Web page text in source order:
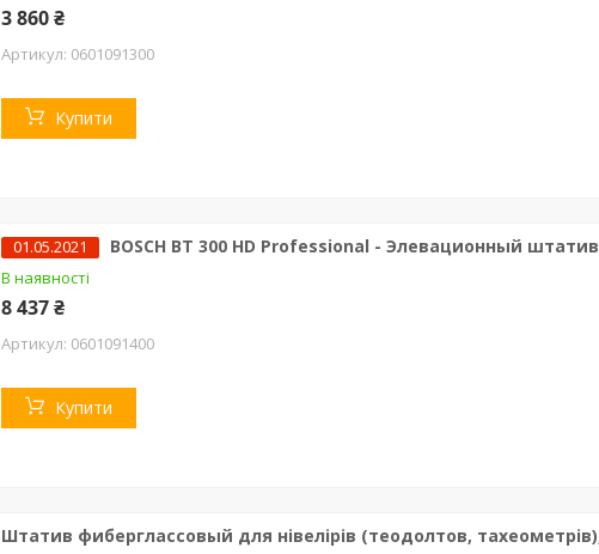
3 860 ₴
0601091300
Купити
01.05.2021 BOSCH BT 300 HD Professional - Элевационный
В наявності
8 437 ₴
0601091400
Купити
Штатив фиберглассовый для нівелірів (теодолтов,